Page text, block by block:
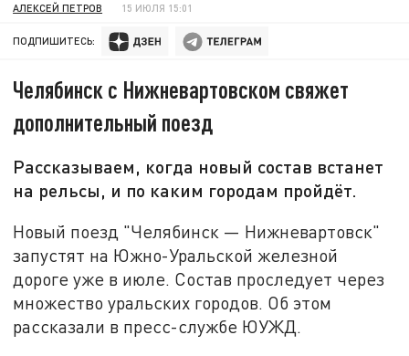
АЛЕКСЕЙ ПЕТРОВ 15 ИЮЛЯ 15:01
ПОДПИШИТЕСЬ:
Челябинск с Нижневартовском свяжет
дополнительный поезд
Рассказываем, когда новый состав встанет
на рельсы, и по каким городам пройдёт.
Новый поезд "Челябинск — Нижневартовск"
запустят на Южно-Уральской железной
дороге уже в июле. Состав проследует через
множество уральских городов. Об этом
рассказали в пресс-службе ЮУЖД.